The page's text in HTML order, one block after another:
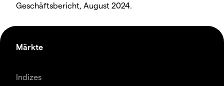
Geschäftsbericht, August 2024.
Märkte
Indizes